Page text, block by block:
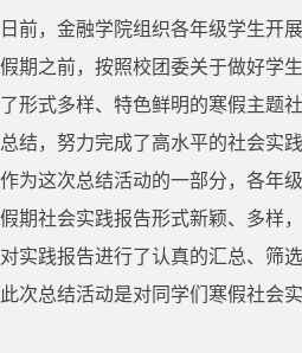
日前，金融学院组织各年级学生开
假期之前，按照校团委关于做好学
了形式多样、特色鲜明的寒假主题
总结，努力完成了高水平的社会实
作为这次总结活动的一部分，各年
假期社会实践报告形式新颖、多样
对实践报告进行了认真的汇总、筛
此次总结活动是对同学们寒假社会